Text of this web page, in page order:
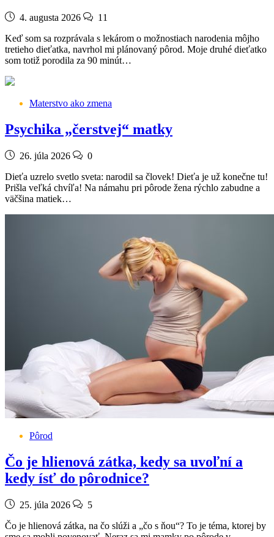
4. augusta 2026
11
Keď som sa rozprávala s lekárom o možnostiach narodenia môjho
tretieho dieťatka, navrhol mi plánovaný pôrod. Moje druhé dieťatko
som totiž porodila za 90 minút…
Materstvo ako zmena
Psychika „čerstvej“ matky
26. júla 2026
0
Dieťa uzrelo svetlo sveta: narodil sa človek! Dieťa je už konečne tu!
Prišla veľká chvíľa! Na námahu pri pôrode žena rýchlo zabudne a
väčšina matiek…
Pôrod
Čo je hlienová zátka, kedy sa uvoľní a
kedy ísť do pôrodnice?
25. júla 2026
5
Čo je hlienová zátka, na čo slúži a „čo s ňou“? To je téma, ktorej by